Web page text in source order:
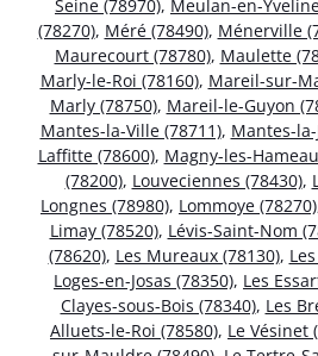
Seine (78970), Meulan-en-
(78270), Méré (78490), Ménerville
Maurecourt (78780), Maulette
Marly-le-Roi (78160), Mareil-sur-
Marly (78750), Mareil-le-Guyon
Mantes-la-Ville (78711), Mantes-
Laffitte (78600), Magny-les-
(78200), Louveciennes (78430),
Longnes (78980), Lommoye (78270)
Limay (78520), Lévis-Saint-Nom
(78620), Les Mureaux (78130),
Loges-en-Josas (78350), Les
Clayes-sous-Bois (78340), Les
Alluets-le-Roi (78580), Le Vésinet